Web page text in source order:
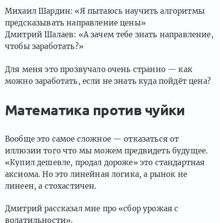
Михаил Шардин: «Я пытаюсь научить алгоритмы
предсказывать направление цены»
Дмитрий Шалаев: «А зачем тебе знать направление,
чтобы заработать?»
Для меня это прозвучало очень странно — как
можно заработать, если не знать куда пойдёт цена?
Математика против чуйки
Вообще это самое сложное — отказаться от
иллюзии того что мы можем предвидеть будущее.
«Купил дешевле, продал дороже» это стандартная
аксиома. Но это линейная логика, а рынок не
линеен, а стохастичен.
Дмитрий рассказал мне про «сбор урожая с
волатильности».